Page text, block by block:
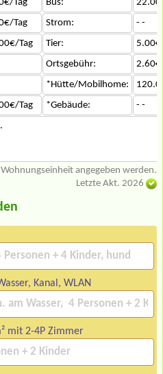
Tag Bus:
Tag Strom:
- -
Tag Tier:
Ortsgebühr:
*Hütte/Mobilhome:
Tag *Gebäude:
- -
angegeben werden.
Letzte Akt. 2026
Kanal, WLAN
mit 2-4P Zimmer